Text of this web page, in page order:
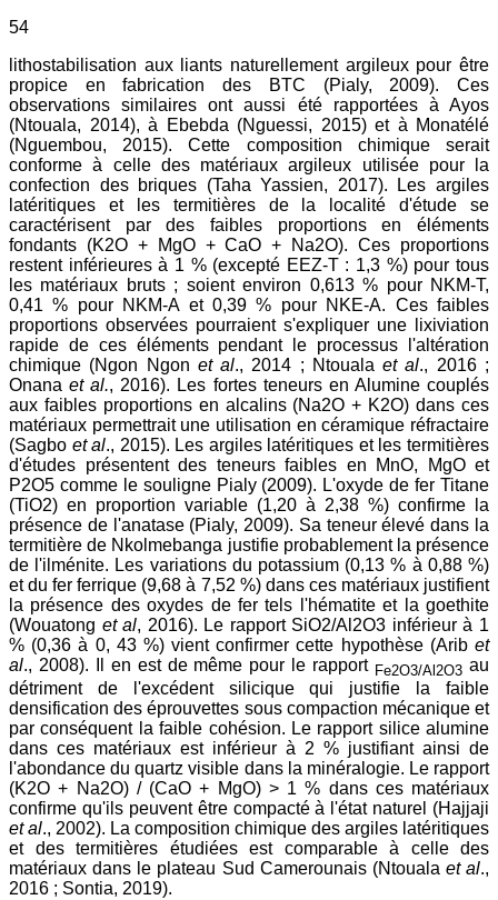
54
lithostabilisation aux liants naturellement argileux pour être
propice en fabrication des BTC (Pialy, 2009). Ces
observations similaires ont aussi été rapportées à Ayos
(Ntouala, 2014), à Ebebda (Nguessi, 2015) et à Monatélé
(Nguembou, 2015). Cette composition chimique serait
conforme à celle des matériaux argileux utilisée pour la
confection des briques (Taha Yassien, 2017). Les argiles
latéritiques et les termitières de la localité d'étude se
caractérisent par des faibles proportions en éléments
fondants (K2O + MgO + CaO + Na2O). Ces proportions
restent inférieures à 1 % (excepté EEZ-T : 1,3 %) pour tous
les matériaux bruts ; soient environ 0,613 % pour NKM-T,
0,41 % pour NKM-A et 0,39 % pour NKE-A. Ces faibles
proportions observées pourraient s'expliquer une lixiviation
rapide de ces éléments pendant le processus l'altération
chimique (Ngon Ngon et al., 2014 ; Ntoualaet al., 2016 ;
Onanaet al., 2016). Les fortes teneurs en Alumine couplés
aux faibles proportions en alcalins (Na2O + K2O) dans ces
matériaux permettrait une utilisation en céramique réfractaire
(Sagbo et al., 2015). Les argiles latéritiques et les termitières
d'études présentent des teneurs faibles en MnO, MgO et
P2O5 comme le souligne Pialy (2009). L'oxyde de fer Titane
(TiO2) en proportion variable (1,20 à 2,38 %) confirme la
présence de l'anatase (Pialy, 2009). Sa teneur élevé dans la
termitière de Nkolmebanga justifie probablement la présence
de l'ilménite. Les variations du potassium (0,13 % à 0,88 %)
et du fer ferrique (9,68 à 7,52 %) dans ces matériaux justifient
la présence des oxydes de fer tels l'hématite et la goethite
(Wouatong et al, 2016). Le rapport SiO2/Al2O3 inférieur à 1
% (0,36 à 0, 43 %) vient confirmer cette hypothèse (Arib et
al., 2008). Il en est de même pour le rapport Fe2O3/Al2O3 au
détriment de l'excédent silicique qui justifie la faible
densification des éprouvettes sous compaction mécanique et
par conséquent la faible cohésion. Le rapport silice alumine
dans ces matériaux est inférieur à 2 % justifiant ainsi de
l'abondance du quartz visible dans la minéralogie. Le rapport
(K2O + Na2O) / (CaO + MgO) > 1 % dans ces matériaux
confirme qu'ils peuvent être compacté à l'état naturel (Hajjaji
et al., 2002). La composition chimique des argiles latéritiques
et des termitières étudiées est comparable à celle des
matériaux dans le plateau Sud Camerounais (Ntouala et al.,
2016 ; Sontia, 2019).